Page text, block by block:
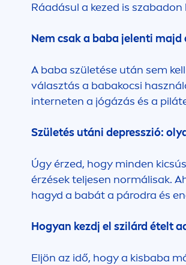
Ráadásul a kezed is
Nem csak a baba jelenti
A baba születése után sem
választás a babakocsi
interneten a jógázás és a
Születés utáni depresszió:
Úgy érzed, hogy minden
érzések teljesen normálisak.
hagyd a babát a párodra és
Hogyan kezdj el szilárd ételt
Eljön az idő, hogy a kisbaba